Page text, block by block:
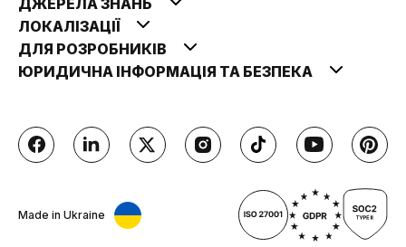
ЛОКАЛІЗАЦІЇ
ДЛЯ РОЗРОБНИКІВ
ЮРИДИЧНА ІНФОРМАЦІЯ ТА БЕЗПЕКА
Made in Ukraine